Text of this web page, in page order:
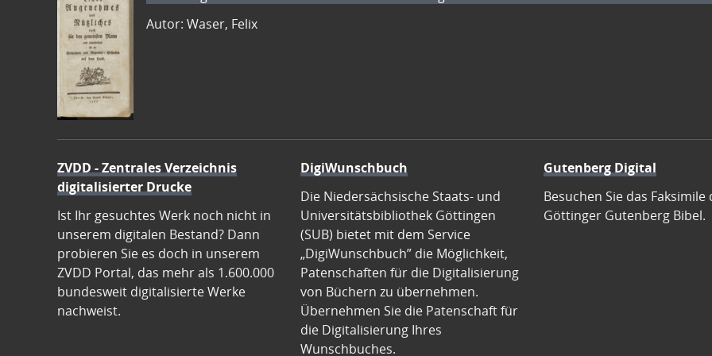
Autor: Waser, Felix
ZVDD - Zentrales Verzeichnis
digitalisierter Drucke
Ist Ihr gesuchtes Werk noch nicht in
unserem digitalen Bestand? Dann
probieren Sie es doch in unserem
ZVDD Portal, das mehr als 1.600.000
bundesweit digitalisierte Werke
nachweist.
DigiWunschbuch
Die Niedersächsische Staats- und
Universitätsbibliothek Göttingen
(SUB) bietet mit dem Service
„DigiWunschbuch” die Möglichkeit,
Patenschaften für die Digitalisierung
von Büchern zu übernehmen.
Übernehmen Sie die Patenschaft für
die Digitalisierung Ihres
Wunschbuches.
Gutenberg Digital
Besuchen Sie das Faksimile
Göttinger Gutenberg Bibel.